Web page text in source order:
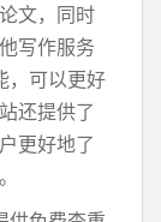
文，同时
写作服务
，可以更好
还提供了
更好地了